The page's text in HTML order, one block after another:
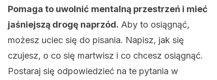
Pomaga to uwolnić mentalną przestrzeń i mieć
jaśniejszą drogę naprzód. Aby to osiągnąć,
możesz uciec się do pisania. Napisz, jak się
czujesz, o co się martwisz i co chcesz osiągnąć.
Postaraj się odpowiedzieć na te pytania w